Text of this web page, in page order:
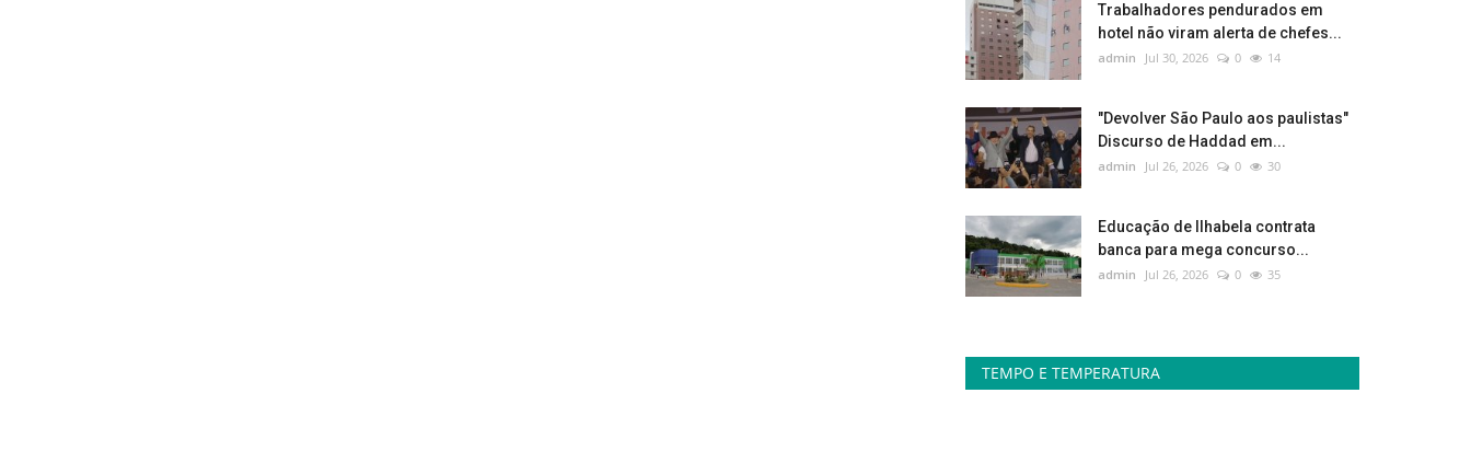
Trabalhadores pendurados em
hotel não viram alerta de chefes...
admin Jul 30, 2026 0 14
"Devolver São Paulo aos paulistas"
Discurso de Haddad em...
admin Jul 26, 2026 0 30
Educação de Ilhabela contrata
banca para mega concurso...
admin Jul 26, 2026 0 35
TEMPO E TEMPERATURA